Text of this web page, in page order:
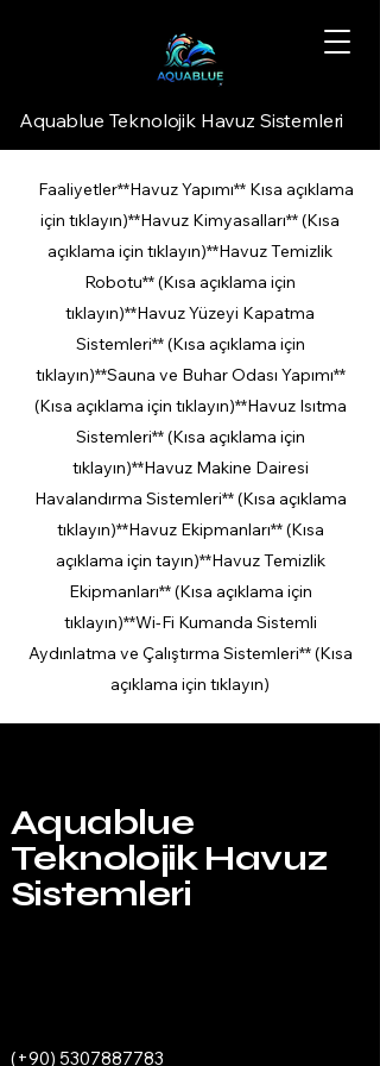
Aquablue Teknolojik Havuz Sistemleri
Faaliyetler**Havuz Yapımı** Kısa açıklama
için tıklayın)**Havuz Kimyasalları** (Kısa
açıklama için tıklayın)**Havuz Temizlik
Robotu** (Kısa açıklama için
tıklayın)**Havuz Yüzeyi Kapatma
Sistemleri** (Kısa açıklama için
tıklayın)**Sauna ve Buhar Odası Yapımı**
(Kısa açıklama için tıklayın)**Havuz Isıtma
Sistemleri** (Kısa açıklama için
tıklayın)**Havuz Makine Dairesi
Havalandırma Sistemleri** (Kısa açıklama
tıklayın)**Havuz Ekipmanları** (Kısa
açıklama için tayın)**Havuz Temizlik
Ekipmanları** (Kısa açıklama için
tıklayın)**Wi-Fi Kumanda Sistemli
Aydınlatma ve Çalıştırma Sistemleri** (Kısa
açıklama için tıklayın)
(+90) 5307887783
Aquablue
Teknolojik Havuz
Sistemleri